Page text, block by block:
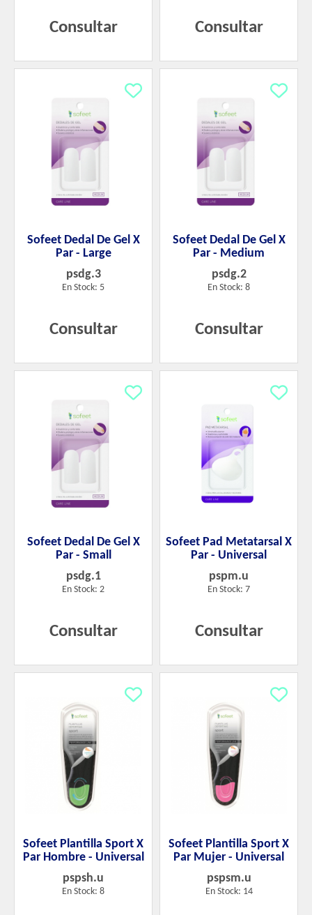
Consultar Consultar
Sofeet Dedal De Gel X
Par - Large
psdg.3
En Stock: 5
Consultar
Sofeet Dedal De Gel X
Par - Medium
psdg.2
En Stock: 8
Consultar
Sofeet Dedal De Gel X
Par - Small
psdg.1
En Stock: 2
Consultar
Sofeet Pad Metatarsal X
Par - Universal
pspm.u
En Stock: 7
Consultar
Sofeet Plantilla Sport X
Par Hombre - Universal
pspsh.u
En Stock: 8
Sofeet Plantilla Sport X
Par Mujer - Universal
pspsm.u
En Stock: 14